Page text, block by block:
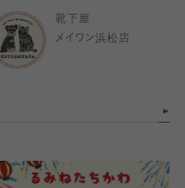
靴下屋
メイワン浜松店